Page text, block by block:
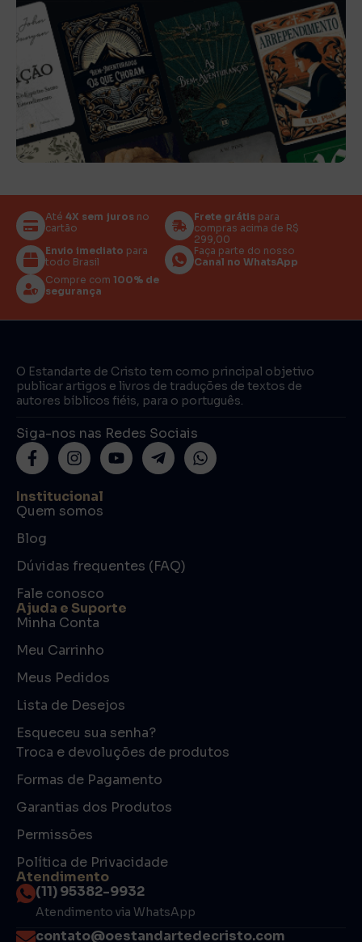
Até 4X sem juros no
cartão
Frete grátis para
compras acima de R$
299,00
Envio imediato para
todo Brasil
Faça parte do nosso
Canal no WhatsApp
Compre com 100% de
segurança
O Estandarte de Cristo tem como principal objetivo
publicar artigos e livros de traduções de textos de
autores bíblicos fiéis, para o português.
Siga-nos nas Redes Sociais
Institucional
Quem somos
Blog
Dúvidas frequentes (FAQ)
Fale conosco
Ajuda e Suporte
Minha Conta
Meu Carrinho
Meus Pedidos
Lista de Desejos
Esqueceu sua senha?
Troca e devoluções de produtos
Formas de Pagamento
Garantias dos Produtos
Permissões
Política de Privacidade
Atendimento
(11) 95382-9932
Atendimento via WhatsApp
contato@oestandartedecristo.com